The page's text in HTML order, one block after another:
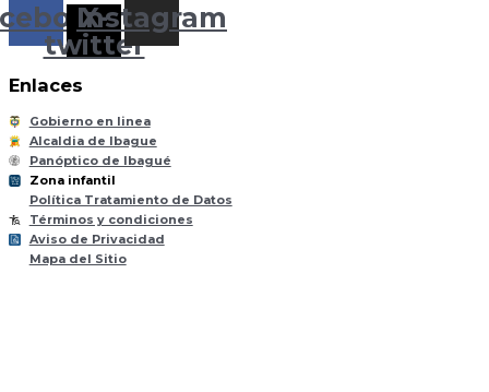
X-
twitter
Instagram
Enlaces
Gobierno en linea
Alcaldia de Ibague
Panóptico de Ibagué
til
Zona infantil
Política Tratamiento de Datos
Términos y condiciones
Aviso de Privacidad
Mapa del Sitio